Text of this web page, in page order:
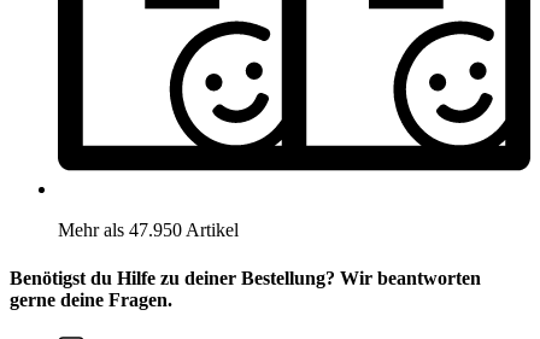
Mehr als 47.950 Artikel
Benötigst du Hilfe zu deiner Bestellung? Wir beantworten
gerne deine Fragen.